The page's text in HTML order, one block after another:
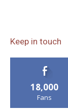
Keep in touch
18,000
Fans